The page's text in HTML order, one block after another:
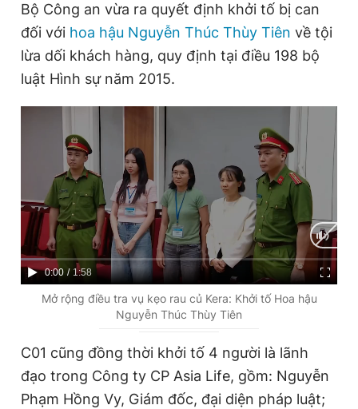
Theo dõi báo trên
Hotline
Quảng cáo RSS Chính sách bảo
Tổng biên tập: Nguyễn Ngọc Toàn
Phó tổng biên tập thường trực: Hải Thành
Phó tổng biên tập: Lâm Hiếu Dũng
Phó tổng biên tập: Trần Việt Hưng
Tổng thư ký tòa soạn: Đức Trung
Giấy phép xuất bản số 110/GP - BTTTT cấp ngày 24.3.2020
© 2003-2026 Bản quyền thuộc về Báo Thanh Niên. Cấm sao
chép dưới mọi hình thức nếu không có sự chấp thuận bằng văn
bản. Phát triển bởi ePi Technologies, JSC.
Bộ Công an vừa ra quyết định khởi tố bị can
đối với hoa hậu Nguyễn Thúc Thùy Tiên về tội
lừa dối khách hàng, quy định tại điều 198 bộ
luật Hình sự năm 2015.
C
u
0:00 / D
u
i
1:58
Mở rộng điều tra vụ kẹo rau củ Kera: Khởi tố Hoa hậu
Nguyễn Thúc Thùy Tiên
C01 cũng đồng thời khởi tố 4 người là lãnh
đạo trong Công ty CP Asia Life, gồm: Nguyễn
Phạm Hồng Vy, Giám đốc, đại diện pháp luật;